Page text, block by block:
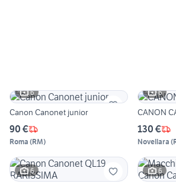
6
Canon Canonet junior
90 €
Roma (RM)
6
CANON
130 €
Novellara (
6 6